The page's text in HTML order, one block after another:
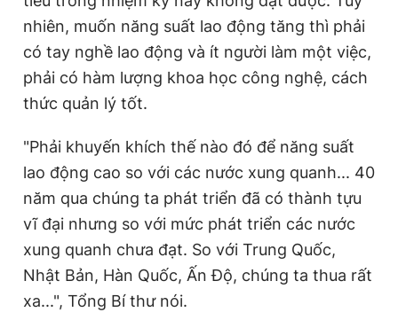
t
m
nhiên, muốn năng suất lao động tăng thì phải
có tay nghề lao động và ít người làm một việc,
phải có hàm lượng khoa học công nghệ, cách
thức quản lý tốt.
"Phải khuyến khích thế nào đó để năng suất
lao động cao so với các nước xung quanh... 40
năm qua chúng ta phát triển đã có thành tựu
vĩ đại nhưng so với mức phát triển các nước
xung quanh chưa đạt. So với Trung Quốc,
Nhật Bản, Hàn Quốc, Ấn Độ, chúng ta thua rất
xa...", Tổng Bí thư nói.